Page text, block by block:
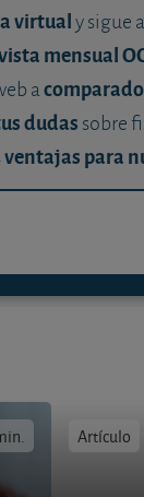
virtualy sigue
mensual
a
dudas sobre
ventajas para
Artículo